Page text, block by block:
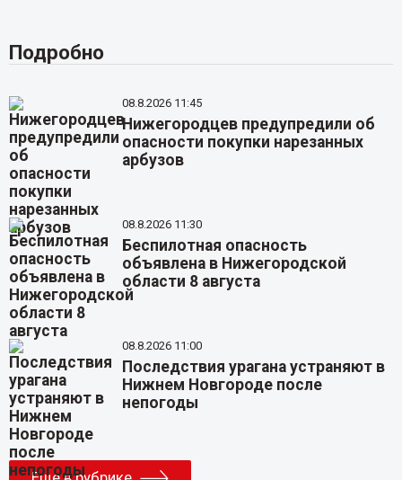
Подробно
08.8.2026 11:45
Нижегородцев предупредили об
опасности покупки нарезанных
арбузов
08.8.2026 11:30
Беспилотная опасность
объявлена в Нижегородской
области 8 августа
08.8.2026 11:00
Последствия урагана устраняют в
Нижнем Новгороде после
непогоды